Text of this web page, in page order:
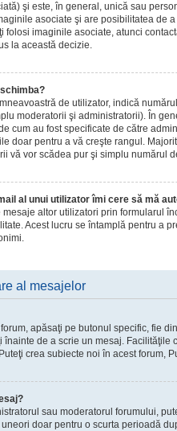
şi este, în general, unică sau
asociate şi are posibilitatea de
folosi imaginile asociate, atunci
la această decizie.
de utilizator, indică
moderatorii şi administratorii). În
cum au fost specificate de către
doar pentru a vă creşte rangul.
vă vor scădea pur şi simplu numărul
al unui utilizator îmi cere să mă
altor utilizatori prin formularul
Acest lucru se întamplă pentru a
al mesajelor
apăsaţi pe butonul specific, fie
de a scrie un mesaj. Facilităţile
crea subiecte noi în acest forum,
sau moderatorul forumului,
doar pentru o scurta perioadă